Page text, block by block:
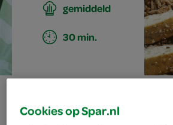
gemiddeld
30 min.
gevuld brood
Cookies op Spar.nl